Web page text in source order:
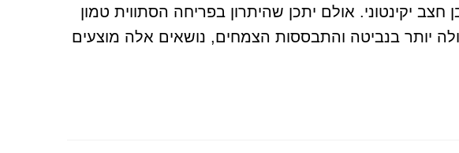
יקינטוני. אולם יתכן שהיתרון בפריחה הסתווית טמון
יותר בנביטה והתבססות הצמחים, נושאים אלה מוצעים